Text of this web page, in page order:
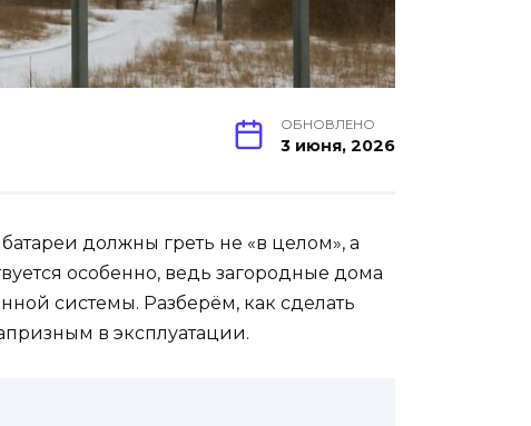
ОБНОВЛЕНО
3 июня, 2026
должны греть не «в целом», а
особенно, ведь загородные дома
системы. Разберём, как сделать
в эксплуатации.